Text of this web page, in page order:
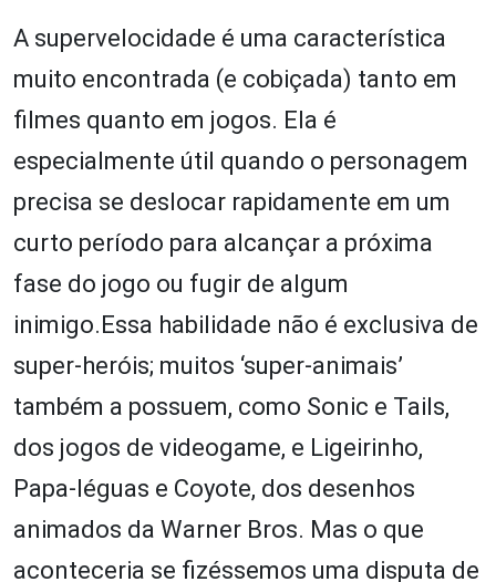
A supervelocidade é uma característica
muito encontrada (e cobiçada) tanto em
filmes quanto em jogos. Ela é
especialmente útil quando o personagem
precisa se deslocar rapidamente em um
curto período para alcançar a próxima
fase do jogo ou fugir de algum
inimigo.Essa habilidade não é exclusiva de
super-heróis; muitos ‘super-animais’
também a possuem, como Sonic e Tails,
dos jogos de videogame, e Ligeirinho,
Papa-léguas e Coyote, dos desenhos
animados da Warner Bros. Mas o que
aconteceria se fizéssemos uma disputa de